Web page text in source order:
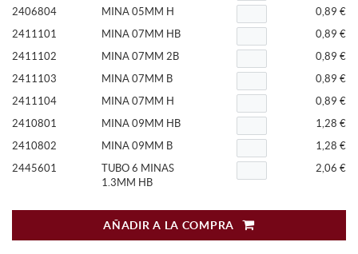
2406804
MINA 05MM H
0,89 €
2411101
MINA 07MM HB
0,89 €
2411102
MINA 07MM 2B
0,89 €
2411103
MINA 07MM B
0,89 €
2411104
MINA 07MM H
0,89 €
2410801
MINA 09MM HB
1,28 €
2410802
MINA 09MM B
1,28 €
2445601
TUBO 6 MINAS
1.3MM HB
2,06 €
AÑADIR A LA COMPRA